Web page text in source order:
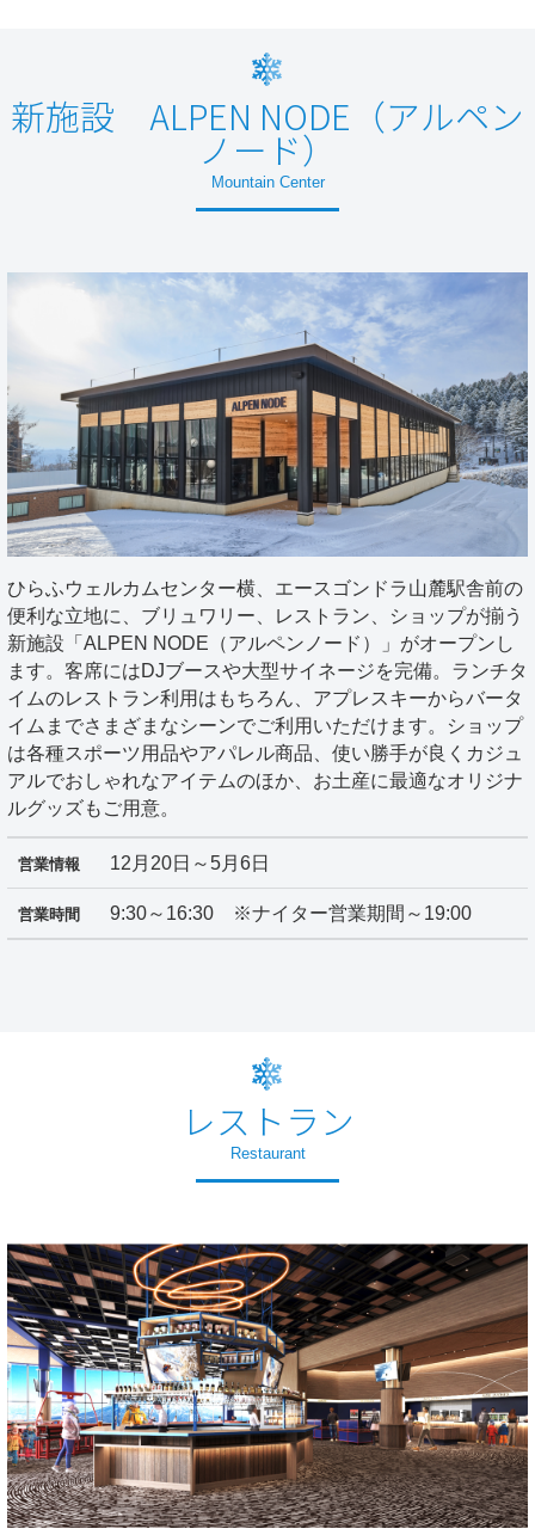
新施設 ALPEN NODE（アルペン
ノード）
Mountain Center
ひらふウェルカムセンター横、エースゴンドラ山麓駅舎前の
便利な立地に、ブリュワリー、レストラン、ショップが揃う
新施設「ALPEN NODE（アルペンノード）」がオープンし
ます。客席にはDJブースや大型サイネージを完備。ランチタ
イムのレストラン利用はもちろん、アプレスキーからバータ
イムまでさまざまなシーンでご利用いただけます。ショップ
は各種スポーツ用品やアパレル商品、使い勝手が良くカジュ
アルでおしゃれなアイテムのほか、お土産に最適なオリジナ
ルグッズもご用意。
営業情報 12月20日～5月6日
営業時間 9:30～16:30 ※ナイター営業期間～19:00
レストラン
Restaurant